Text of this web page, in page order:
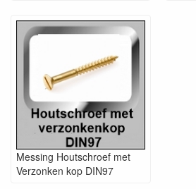
Messing Houtschroef met
Verzonken kop DIN97